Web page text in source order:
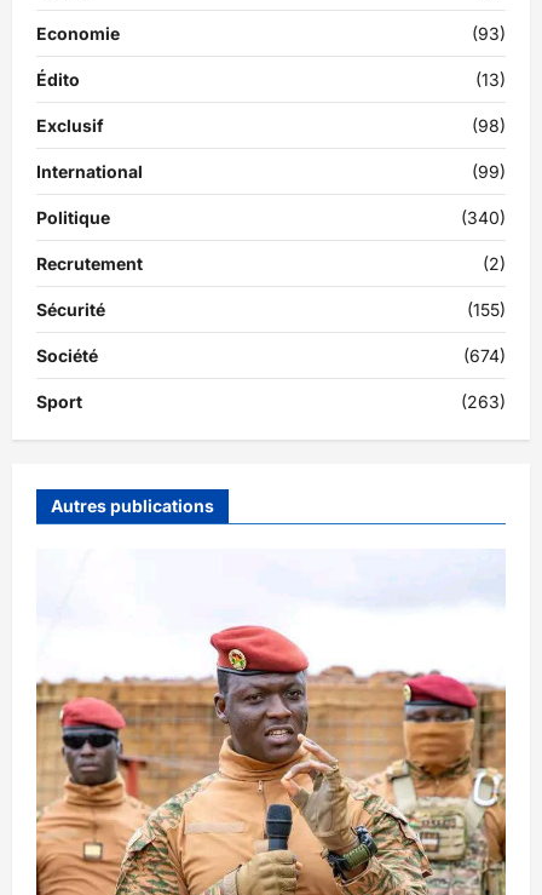
Economie (93)
Édito (13)
Exclusif (98)
International (99)
Politique (340)
Recrutement (2)
Sécurité (155)
Société (674)
Sport (263)
Autres publications